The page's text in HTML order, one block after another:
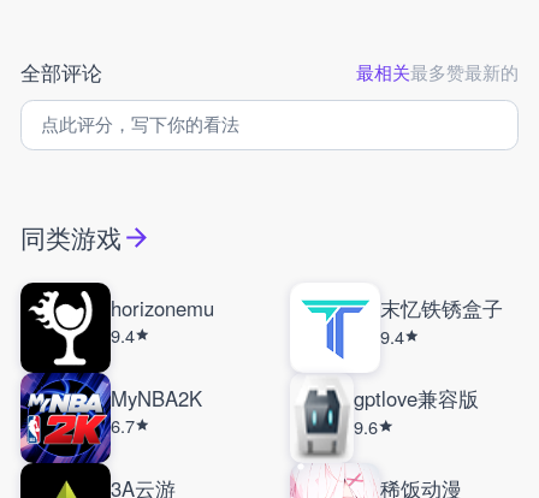
全部评论 最相关最多赞最新的
同类游戏
horizonemu
9.4
末忆铁锈盒子
9.4
MyNBA2K
6.7
gptlove兼容版
9.6
3A云游 稀饭动漫